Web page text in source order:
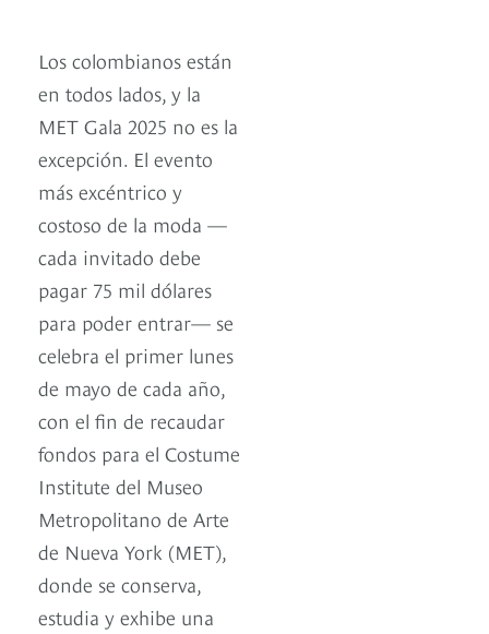
Los colombianos están
en todos lados, y la
MET Gala 2025 no es la
excepción. El evento
más excéntrico y
costoso de la moda —
cada invitado debe
pagar 75 mil dólares
para poder entrar— se
celebra el primer lunes
de mayo de cada año,
con el fin de recaudar
fondos para el Costume
Institute del Museo
Metropolitano de Arte
de Nueva York (MET),
donde se conserva,
estudia y exhibe una